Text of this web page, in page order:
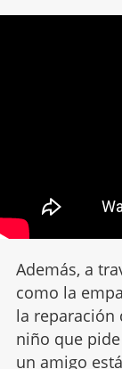
Además, a
como la
la reparación
niño que
un amigo